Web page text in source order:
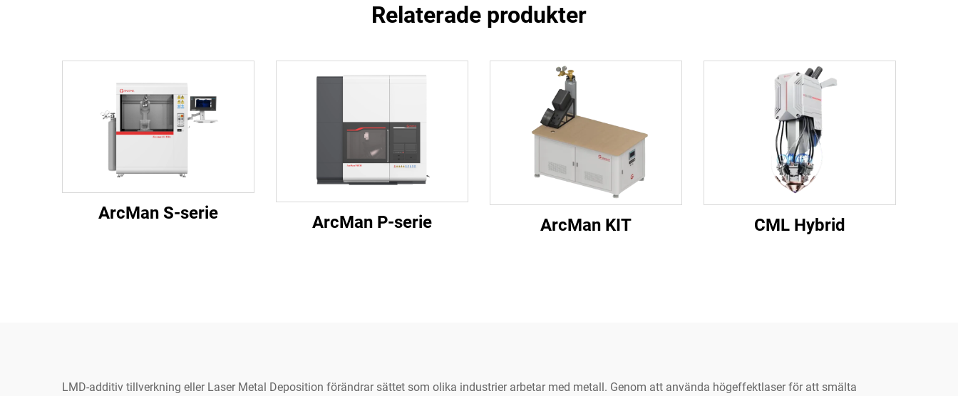
Relaterade produkter
ArcMan S-serie ArcMan P-serie ArcMan KIT CML Hybrid
LMD-additiv tillverkning eller Laser Metal Deposition förändrar sättet som olika industrier arbetar med metall. Genom att använda högeffektlaser för att smälta